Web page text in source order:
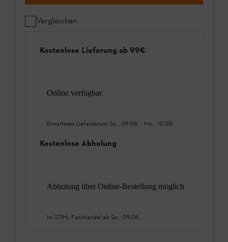
Vergleichen
Kostenlose Lieferung ab 99€
Online verfügbar
Erwartetes Lieferdatum: So., 09.08. - Mo., 10.08.
Kostenlose Abholung
Abholung über Online-Bestellung möglich
Im STIHL Fachhandel ab So., 09.08.